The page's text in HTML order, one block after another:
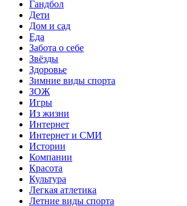
Гандбол
Дети
Дом и сад
Еда
Забота о себе
Звёзды
Здоровье
Зимние виды спорта
ЗОЖ
Игры
Из жизни
Интернет
Интернет и СМИ
Истории
Компании
Красота
Культура
Легкая атлетика
Летние виды спорта